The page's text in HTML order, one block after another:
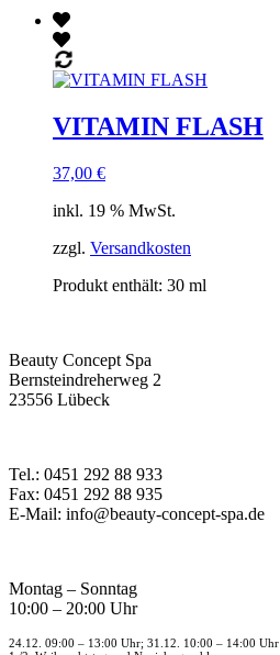
VITAMIN FLASH
37,00 €
inkl. 19 % MwSt.
zzgl. Versandkosten
Produkt enthält: 30 ml
Beauty Concept Spa
Bernsteindreherweg 2
23556 Lübeck
Tel.: 0451 292 88 933
Fax: 0451 292 88 935
E-Mail: info@beauty-concept-spa.de
Montag – Sonntag
10:00 – 20:00 Uhr
24.12. 09:00 – 13:00 Uhr; 31.12. 10:00 – 14:00 Uhr